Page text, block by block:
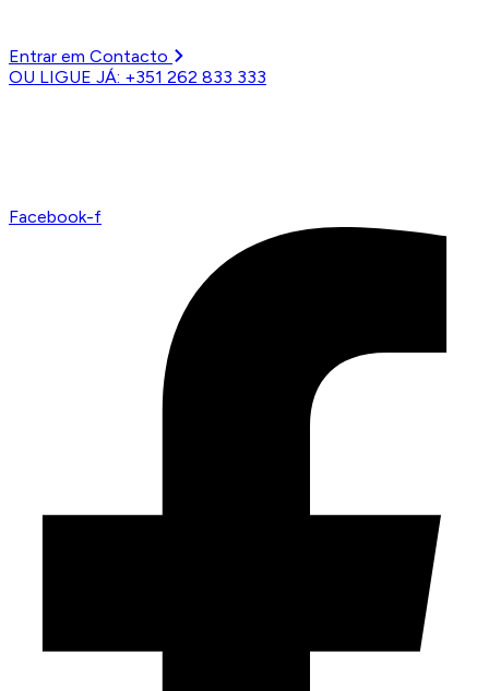
Entrar em Contacto
OU LIGUE JÁ: +351 262 833 333
Facebook-f